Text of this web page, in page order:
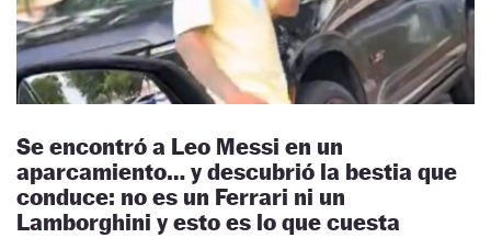
Se encontró a Leo Messi en un
aparcamiento… y descubrió la bestia que
conduce: no es un Ferrari ni un
Lamborghini y esto es lo que cuesta